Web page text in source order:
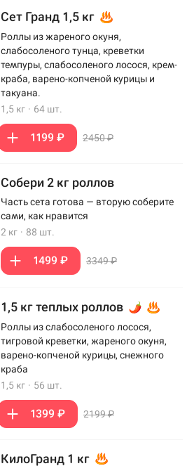
Сет Гранд 1,5 кг
Роллы из жареного окуня,
слабосоленого тунца, креветки
темпуры, слабосоленого лосося, крем-
краба, варено-копченой курицы и
такуана.
1,5 кг · 64 шт.
1199 ₽ 2450 ₽
Собери 2 кг роллов
Часть сета готова — вторую соберите
сами, как нравится
2 кг · 88 шт.
1499 ₽ 3349 ₽
1,5 кг теплых роллов
Роллы из слабосоленого лосося,
тигровой креветки, жареного окуня,
варено-копченой курицы, снежного
краба
1,5 кг · 56 шт.
1399 ₽ 2199 ₽
КилоГранд 1 кг